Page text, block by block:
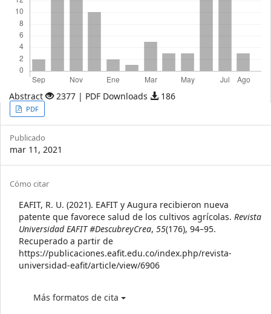
Abstract 2377 | PDF Downloads 186
Article
Sidebar
PDF
Publicado
mar 11, 2021
Article
Details
Cómo citar
EAFIT, R. U. (2021). EAFIT y Augura recibieron nueva
patente que favorece salud de los cultivos agrícolas. Revista
Universidad EAFIT #DescubreyCrea, 55(176), 94–95.
Recuperado a partir de
https://publicaciones.eafit.edu.co/index.php/revista-
universidad-eafit/article/view/6906
Más formatos de cita